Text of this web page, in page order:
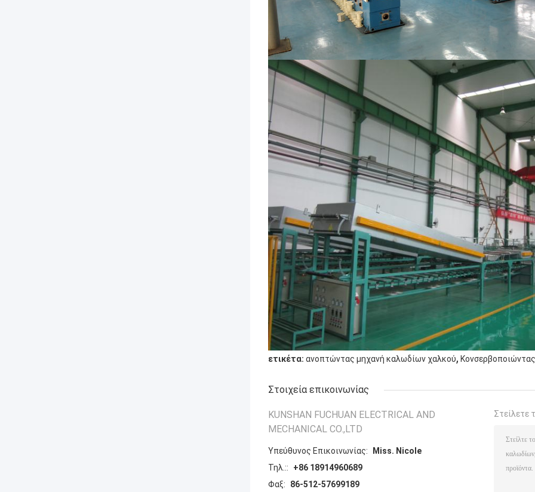
ετικέτα: ανοπτώντας μηχανή καλωδίων χαλκού,
Στοιχεία επικοινωνίας
KUNSHAN FUCHUAN ELECTRICAL AND
MECHANICAL CO.,LTD
Υπεύθυνος Επικοινωνίας:
Miss. Nicole
Τηλ.::
+86 18914960689
Φαξ:
86-512-57699189
Στείλετε